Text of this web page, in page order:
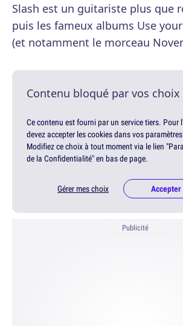
Slash est un guitariste plus que
puis les fameux albums Use
(et notamment le morceau
Contenu bloqué par vos choix
Ce contenu est fourni par un service tiers. Pour
devez accepter les cookies dans vos
Modifiez ce choix à tout moment via le lien
de la Confidentialité" en bas de page.
Gérer mes choix
Publicité